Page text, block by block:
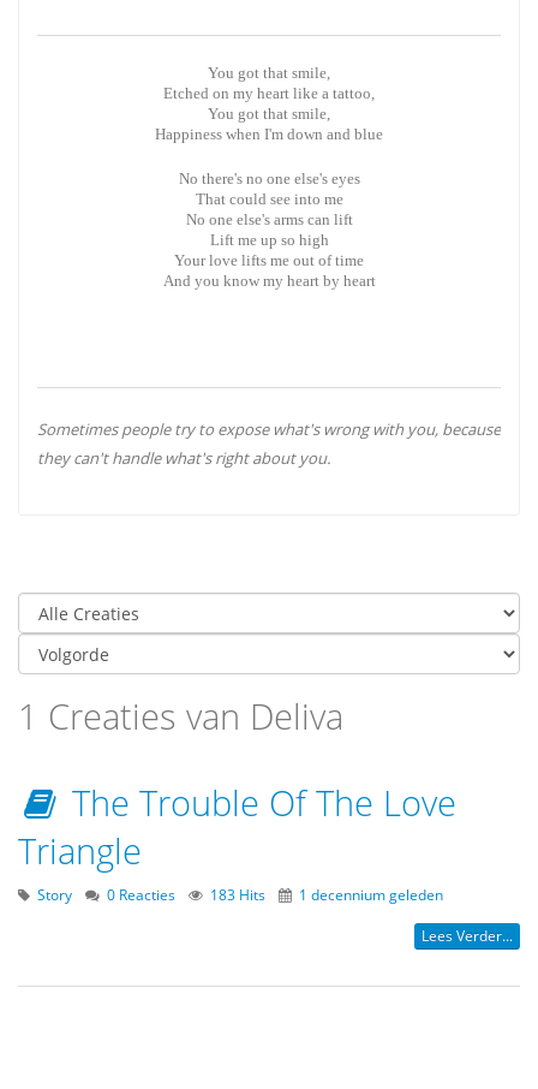
You got that smile,
Etched on my heart like a tattoo,
You got that smile,
Happiness when I'm down and blue
No there's no one else's eyes
That could see into me
No one else's arms can lift
Lift me up so high
Your love lifts me out of time
And you know my heart by heart
Sometimes people try to expose what's wrong with you, because
they can't handle what's right about you.
1 Creaties van Deliva
The Trouble Of The Love
Triangle
Story 0 Reacties 183 Hits 1 decennium geleden
Lees Verder...